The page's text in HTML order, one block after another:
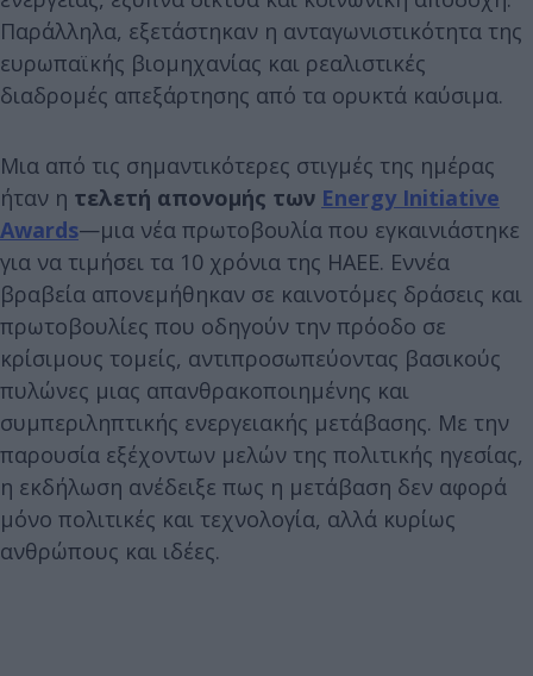
Παράλληλα, εξετάστηκαν η ανταγωνιστικότητα της
ευρωπαϊκής βιομηχανίας και ρεαλιστικές
διαδρομές απεξάρτησης από τα ορυκτά καύσιμα.
Μια από τις σημαντικότερες στιγμές της ημέρας
ήταν η τελετή απονομής των Energy Initiative
Awards—μια νέα πρωτοβουλία που εγκαινιάστηκε
για να τιμήσει τα 10 χρόνια της HAEE. Εννέα
βραβεία απονεμήθηκαν σε καινοτόμες δράσεις και
πρωτοβουλίες που οδηγούν την πρόοδο σε
κρίσιμους τομείς, αντιπροσωπεύοντας βασικούς
πυλώνες μιας απανθρακοποιημένης και
συμπεριληπτικής ενεργειακής μετάβασης. Με την
παρουσία εξέχοντων μελών της πολιτικής ηγεσίας,
η εκδήλωση ανέδειξε πως η μετάβαση δεν αφορά
μόνο πολιτικές και τεχνολογία, αλλά κυρίως
ανθρώπους και ιδέες.